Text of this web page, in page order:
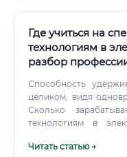
Ростехнадзора в
✅ Вакансии
superjob.ru, agro.ru,
каналах АПК, порталах
Где учиться на
технологиям в
разбор
Способность
целиком, видя
Сколько
технологиям в
Читать статью →